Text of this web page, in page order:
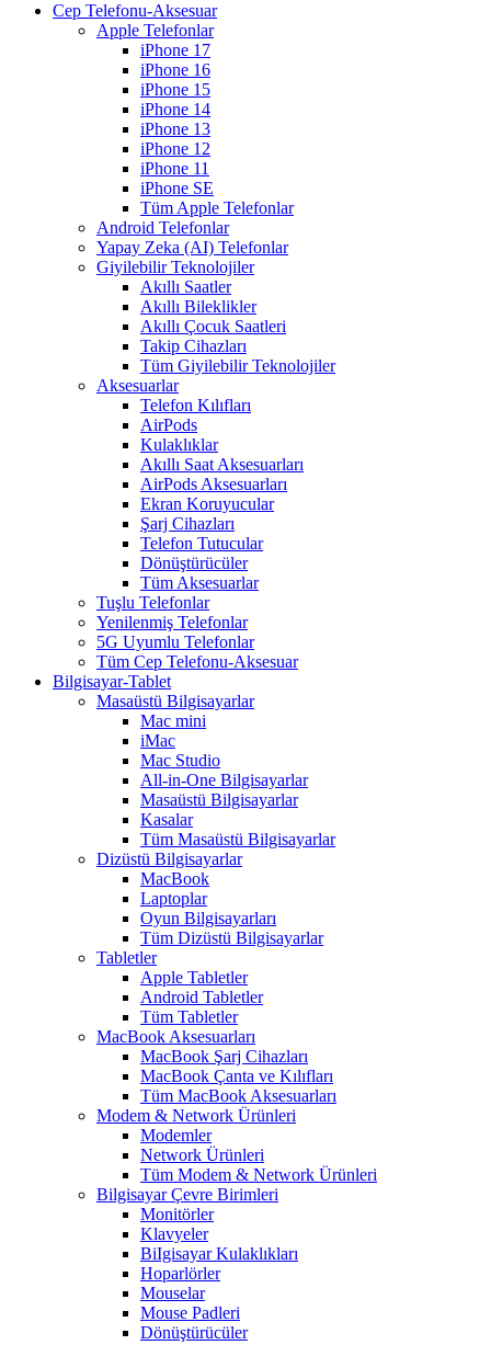
Cep Telefonu-Aksesuar
Apple Telefonlar
iPhone 17
iPhone 16
iPhone 15
iPhone 14
iPhone 13
iPhone 12
iPhone 11
iPhone SE
Tüm Apple Telefonlar
Android Telefonlar
Yapay Zeka (AI) Telefonlar
Giyilebilir Teknolojiler
Akıllı Saatler
Akıllı Bileklikler
Akıllı Çocuk Saatleri
Takip Cihazları
Tüm Giyilebilir Teknolojiler
Aksesuarlar
Telefon Kılıfları
AirPods
Kulaklıklar
Akıllı Saat Aksesuarları
AirPods Aksesuarları
Ekran Koruyucular
Şarj Cihazları
Telefon Tutucular
Dönüştürücüler
Tüm Aksesuarlar
Tuşlu Telefonlar
Yenilenmiş Telefonlar
5G Uyumlu Telefonlar
Tüm Cep Telefonu-Aksesuar
Bilgisayar-Tablet
Masaüstü Bilgisayarlar
Mac mini
iMac
Mac Studio
All-in-One Bilgisayarlar
Masaüstü Bilgisayarlar
Kasalar
Tüm Masaüstü Bilgisayarlar
Dizüstü Bilgisayarlar
MacBook
Laptoplar
Oyun Bilgisayarları
Tüm Dizüstü Bilgisayarlar
Tabletler
Apple Tabletler
Android Tabletler
Tüm Tabletler
MacBook Aksesuarları
MacBook Şarj Cihazları
MacBook Çanta ve Kılıfları
Tüm MacBook Aksesuarları
Modem & Network Ürünleri
Modemler
Network Ürünleri
Tüm Modem & Network Ürünleri
Bilgisayar Çevre Birimleri
Monitörler
Klavyeler
BiIgisayar Kulaklıkları
Hoparlörler
Mouselar
Mouse Padleri
Dönüştürücüler